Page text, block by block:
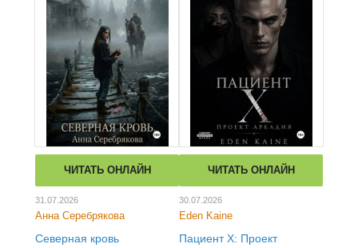
ЧИТАТЬ ОНЛАЙН
31.07.2026
Анна Серебрякова
Северная кровь
ЧИТАТЬ ОНЛАЙН
30.07.2026
Eden Kaine
Пациент Х: Проект